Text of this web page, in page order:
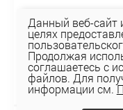
Данный веб-сайт
целях
Продолжая
соглашаетесь с
файлов. Для
информации см.